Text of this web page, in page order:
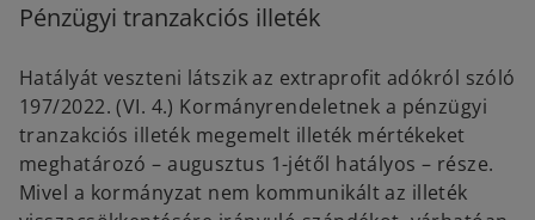
Pénzügyi tranzakciós illeték
Hatályát veszteni látszik az extraprofit adókról szóló
197/2022. (VI. 4.) Kormányrendeletnek a pénzügyi
tranzakciós illeték megemelt illeték mértékeket
meghatározó – augusztus 1-jétől hatályos – része.
Mivel a kormányzat nem kommunikált az illeték